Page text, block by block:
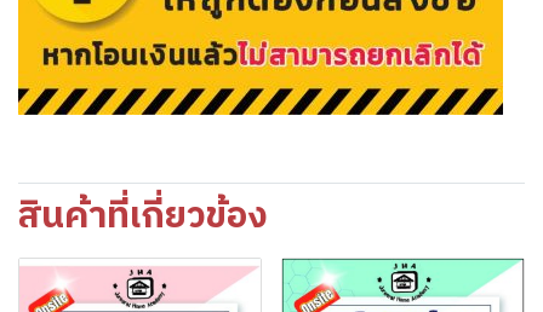
สินค้าที่เกี่ยวข้อง